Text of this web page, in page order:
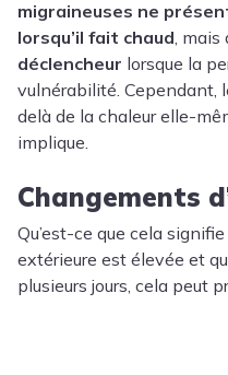
migraineuses ne
lorsqu’il fait chaud ,
déclencheur lorsque la
vulnérabilité. Cependant,
delà de la chaleur elle-
implique.
Changements
Qu’est-ce que cela
extérieure est élevée et
plusieurs jours, cela peut